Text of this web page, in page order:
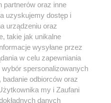
nie może być powielany i
w jakikolwiek sposób (w
na jakimkolwiek polu
z umieszczaniem w
praw. Jakiekolwiek użycie lub
w części z naruszeniem prawa,
pod groźbą kary i może być
partnerów oraz inne
uzyskujemy dostęp i
urządzeniu oraz
takie jak unikalne
wysyłane przez
w celu zapewniania
spersonalizowanych
odbiorców oraz
my i Zaufani
danych